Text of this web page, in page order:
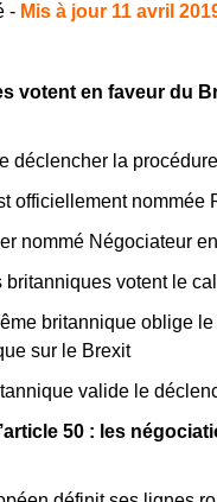
- Mis à jour 11 avril
votent en faveur du
déclencher la
officiellement nommée
nommé Négociateur
votent le
britannique oblige
sur le Brexit
valide le
50 : les